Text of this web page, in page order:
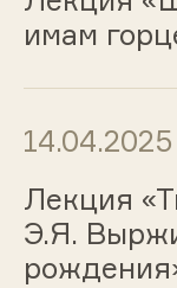
имам
14.04.2025
Лекция
Э.Я.